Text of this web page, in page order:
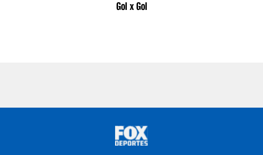
Gol x Gol